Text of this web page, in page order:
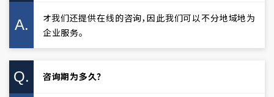
A.
オ我们还提供在线的咨询，因此我们可以不分地域地为
企业服务。
Q. 咨询期为多久？